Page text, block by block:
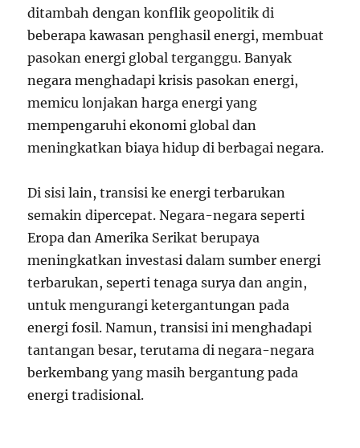
ditambah dengan konflik geopolitik di
beberapa kawasan penghasil energi, membuat
pasokan energi global terganggu. Banyak
negara menghadapi krisis pasokan energi,
memicu lonjakan harga energi yang
mempengaruhi ekonomi global dan
meningkatkan biaya hidup di berbagai negara.
Di sisi lain, transisi ke energi terbarukan
semakin dipercepat. Negara-negara seperti
Eropa dan Amerika Serikat berupaya
meningkatkan investasi dalam sumber energi
terbarukan, seperti tenaga surya dan angin,
untuk mengurangi ketergantungan pada
energi fosil. Namun, transisi ini menghadapi
tantangan besar, terutama di negara-negara
berkembang yang masih bergantung pada
energi tradisional.